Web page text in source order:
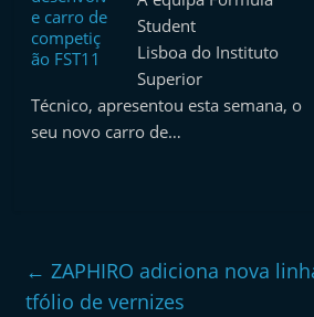
Student
Lisboa do Instituto
Superior
Técnico, apresentou esta semana, o
seu novo carro de…
← ZAPHIRO adiciona nova
tfólio de vernizes